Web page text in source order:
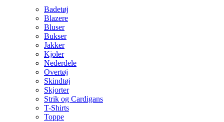
Badetøj
Blazere
Bluser
Bukser
Jakker
Kjoler
Nederdele
Overtøj
Skindtøj
Skjorter
Strik og Cardigans
T-Shirts
Toppe